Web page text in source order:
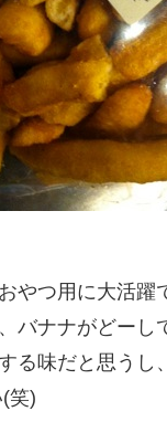
やつ用に大活躍
バナナがどーし
る味だと思うし
笑)